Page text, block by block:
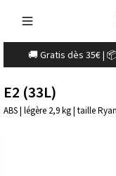
🚚 Gratis dès 35€ |
E2 (33L)
ABS | légère 2,9 kg | taille